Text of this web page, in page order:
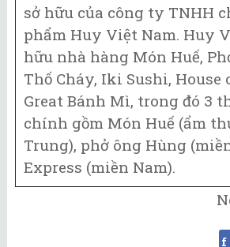
sở hữu của công ty TNHH
phẩm Huy Việt Nam. Huy
hữu nhà hàng Món Huế,
Thố Cháy, Iki Sushi, House
Great Bánh Mì, trong đó 3
chính gồm Món Huế (ẩm
Trung), phở ông Hùng
Express (miền Nam).
f